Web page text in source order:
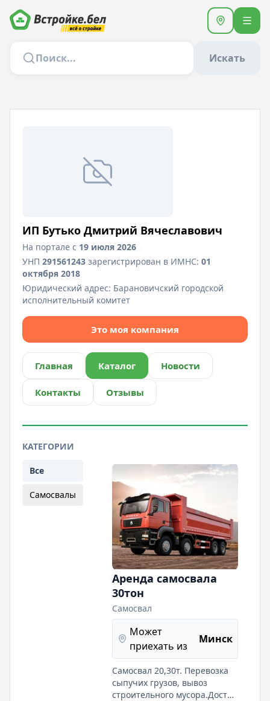
Искать
ИП Бутько Дмитрий Вячеславович
На портале с 19 июля 2026
УНП 291561243 зарегистрирован в ИМНС: 01
октября 2018
Юридический адрес: Барановичский городской
исполнительный комитет
Это моя компания
Главная Каталог Новости
Контакты Отзывы
КАТЕГОРИИ
Все
Самосвалы
Аренда самосвала
30тон
Самосвал
Может
приехать из
Минск
Самосвал 20,30т. Перевозка
сыпучих грузов, вывоз
строительного мусора.Доста